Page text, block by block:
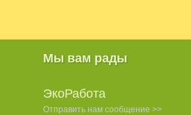
Мы вам рады
ЭкоРабота
Отправить нам сообщение >>